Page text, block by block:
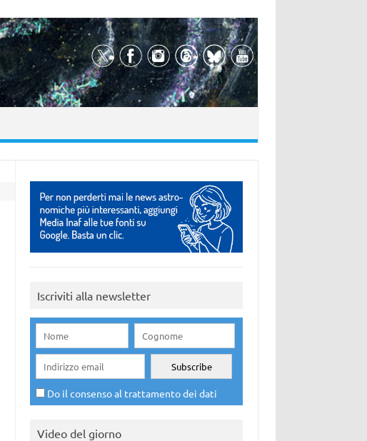
Iscriviti alla newsletter
Do il consenso al trattamento dei dati
Video del giorno